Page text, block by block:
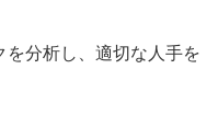
分析し、適切な人手を